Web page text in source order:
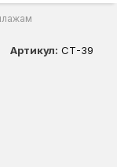
Артикул: СТ-39